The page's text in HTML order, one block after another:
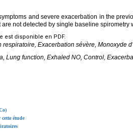
and severe exacerbation in the
not detected by single baseline spirometry
est disponible en PDF.
respiratoire, Exacerbation sévère, Monoxyde
Lung function, Exhaled NO, Control,
étude